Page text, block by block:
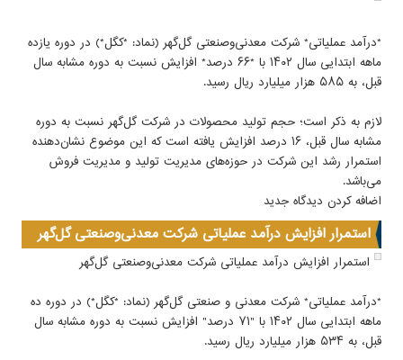
*درآمد ‌عملیاتی* شرکت معدنی‌و‌صنعتی گل‌گهر (نماد: *کگل*) در دوره یازده
ماهه ابتدایی سال ۱۴۰۲ با *۶۶ درصد* افزایش نسبت به دوره مشابه سال
قبل، به ۵۸۵ هزار میلیارد ریال رسید.
لازم به ذکر است؛ حجم تولید محصولات در شرکت گل‌گهر نسبت به دوره
مشابه سال قبل، ۱۶ درصد افزایش یافته است که این موضوع نشان‌دهنده
استمرار رشد این شرکت در حوزه‌های مدیریت تولید و مدیریت فروش
می‌باشد.
اضافه کردن دیدگاه جدید
استمرار افزایش درآمد عملیاتی شرکت معدنی‌وصنعتی گل‌گهر
استمرار افزایش درآمد عملیاتی شرکت معدنی‌وصنعتی گل‌گهر
*درآمد ‌عملیاتی* شرکت معدنی و صنعتی گل‌گهر (نماد: *کگل*) در دوره ده
ماهه ابتدایی سال ۱۴۰۲ با "۷۱ درصد" افزایش نسبت به دوره مشابه سال
قبل، به ۵۳۴ هزار میلیارد ریال رسید.